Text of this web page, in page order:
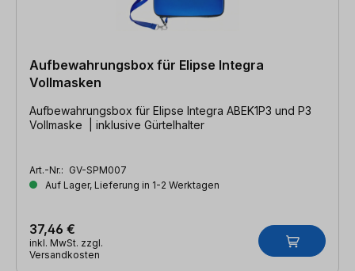
Aufbewahrungsbox für Elipse Integra
Vollmasken
Aufbewahrungsbox für Elipse Integra ABEK1P3 und P3
Vollmaske | inklusive Gürtelhalter
Art.-Nr.: GV-SPM007
Auf Lager, Lieferung in 1-2 Werktagen
37,46 €
inkl. MwSt. zzgl.
Versandkosten